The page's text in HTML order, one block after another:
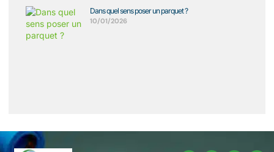
Dans quel sens poser un parquet ?
10/01/2026